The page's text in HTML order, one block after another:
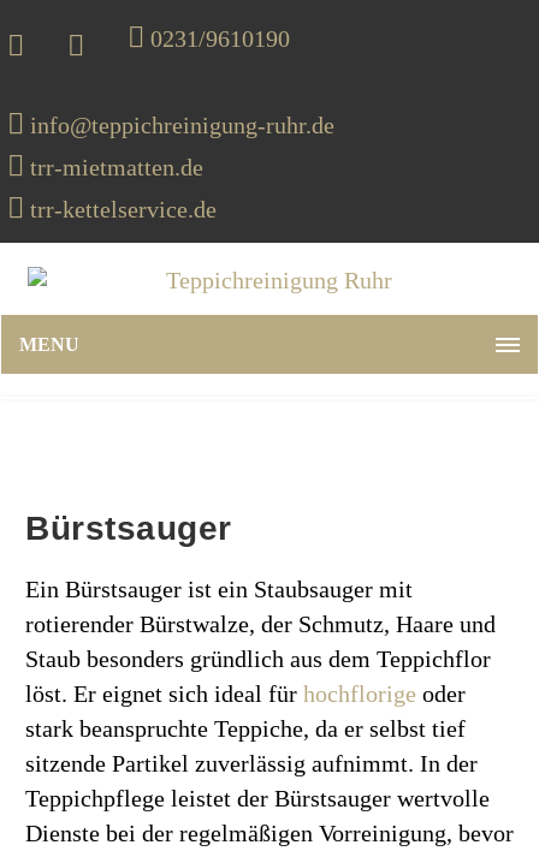
0231/9610190
info@teppichreinigung-ruhr.de
trr-mietmatten.de
trr-kettelservice.de
MENU
Bürstsauger
Ein Bürstsauger ist ein Staubsauger mit
rotierender Bürstwalze, der Schmutz, Haare und
Staub besonders gründlich aus dem Teppichflor
löst. Er eignet sich ideal für hochflorige oder
stark beanspruchte Teppiche, da er selbst tief
sitzende Partikel zuverlässig aufnimmt. In der
Teppichpflege leistet der Bürstsauger wertvolle
Dienste bei der regelmäßigen Vorreinigung, bevor